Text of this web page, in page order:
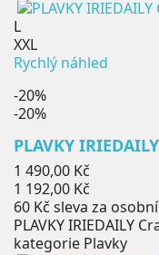
L
XXL
Rychlý náhled
-20%
-20%
PLAVKY
Běžná
cena
1 490,00 Kč
Cena
1 192,00 Kč
60 Kč sleva za
PLAVKY IRIEDAILY
kategorie Plavky